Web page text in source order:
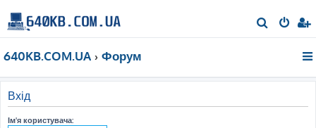
о
640KB.COM.UA Форум
Вхід
Ім'я користувача: